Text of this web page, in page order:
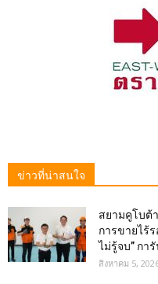
ข่าวที่น่าสนใจ
สยามคูโบต้
การขายไร้
ไม่รู้จบ” กา
สิงหาคม 5,